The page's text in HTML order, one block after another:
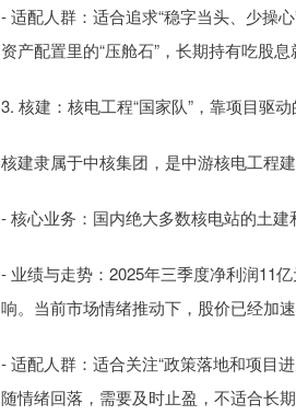
- 适配人群：适合追求“稳字当头、少操
资产配置里的“压舱石”，长期持有吃股息
3. 核建：核电工程“国家队”，靠项目驱
核建隶属于中核集团，是中游核电工程
- 核心业务：国内绝大多数核电站的土
- 业绩与走势：2025年三季度净利润11
响。当前市场情绪推动下，股价已经加
- 适配人群：适合关注“政策落地和项目
随情绪回落，需要及时止盈，不适合长期